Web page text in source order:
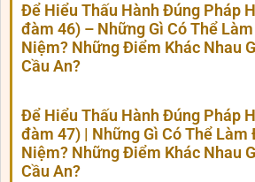
Để Hiểu Thấu Hành Đúng Pháp
đàm 46) – Những Gì Có Thể
Niệm? Những Điểm Khác Nhau
Cầu An?
Để Hiểu Thấu Hành Đúng Pháp
đàm 47) | Những Gì Có Thể Làm
Niệm? Những Điểm Khác Nhau
Cầu An?